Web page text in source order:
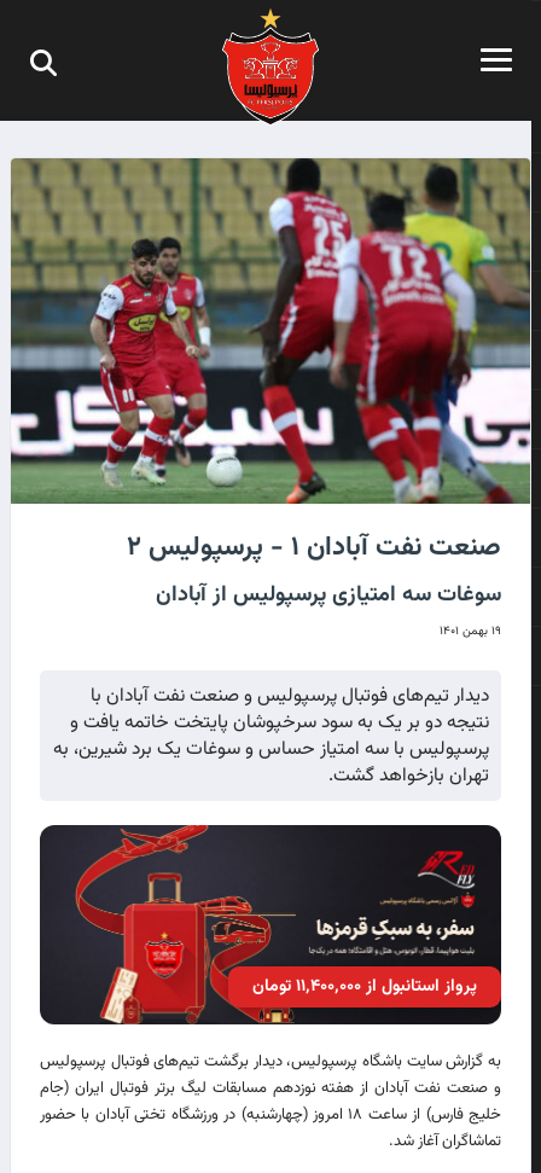
صنعت نفت آبادان ۱ - پرسپولیس ۲
سوغات سه امتیازی پرسپولیس از آبادان
۱۹ بهمن ۱۴۰۱
دیدار تیم‌های فوتبال پرسپولیس و صنعت نفت آبادان با
نتیجه دو بر یک به سود سرخپوشان پایتخت خاتمه یافت و
پرسپولیس با سه امتیاز حساس و سوغات یک برد شیرین، به
تهران بازخواهد گشت.
پرواز استانبول از ۱۱٬۴۰۰٬۰۰۰ تومان
به گزارش سایت باشگاه پرسپولیس، دیدار برگشت تیم‌های فوتبال پرسپولیس
و صنعت نفت آبادان از هفته نوزدهم مسابقات لیگ برتر فوتبال ایران (جام
خلیج فارس) از ساعت ۱۸ امروز (چهارشنبه) در ورزشگاه تختی آبادان با حضور
تماشاگران آغاز شد.